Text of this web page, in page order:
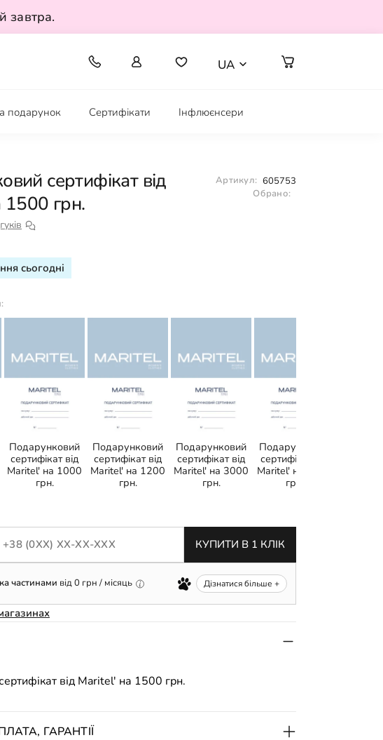
завтра.
UA
подарунок Сертифікати Інфлюєнсери
сертифікат від
1500 грн.
Артикул: 605753
Обрано:
Подарунковий
сертифікат від
Maritel' на 1000
грн.
Подарунковий
сертифікат від
Maritel' на 1200
грн.
Подарунковий
сертифікат від
Maritel' на 3000
грн.
Подарунковий
сертифікат від
Maritel' на 2000
грн.
сьогодні
КУПИТИ В 1 КЛІК
частинами від0 грн / місяць Дізнатися більше +
від Maritel' на 1500 грн.
ГАРАНТІЇ